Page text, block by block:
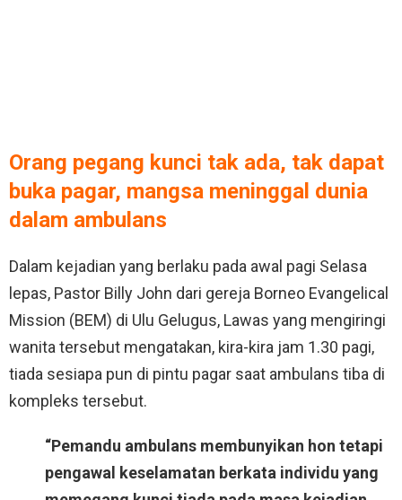
Orang pegang kunci tak ada, tak dapat
buka pagar, mangsa meninggal dunia
dalam ambulans
Dalam kejadian yang berlaku pada awal pagi Selasa
lepas, Pastor Billy John dari gereja Borneo Evangelical
Mission (BEM) di Ulu Gelugus, Lawas yang mengiringi
wanita tersebut mengatakan, kira-kira jam 1.30 pagi,
tiada sesiapa pun di pintu pagar saat ambulans tiba di
kompleks tersebut.
“Pemandu ambulans membunyikan hon tetapi
pengawal keselamatan berkata individu yang